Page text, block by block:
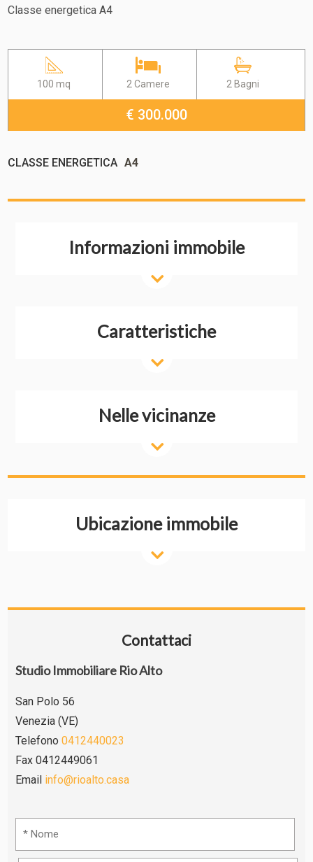
Classe energetica A4
100 mq 2 Camere 2 Bagni
€ 300.000
CLASSE ENERGETICA A4
Informazioni immobile
Caratteristiche
Nelle vicinanze
Ubicazione immobile
Contattaci
Studio Immobiliare Rio Alto
San Polo 56
Venezia (VE)
Telefono 0412440023
Fax 0412449061
Email info@rioalto.casa